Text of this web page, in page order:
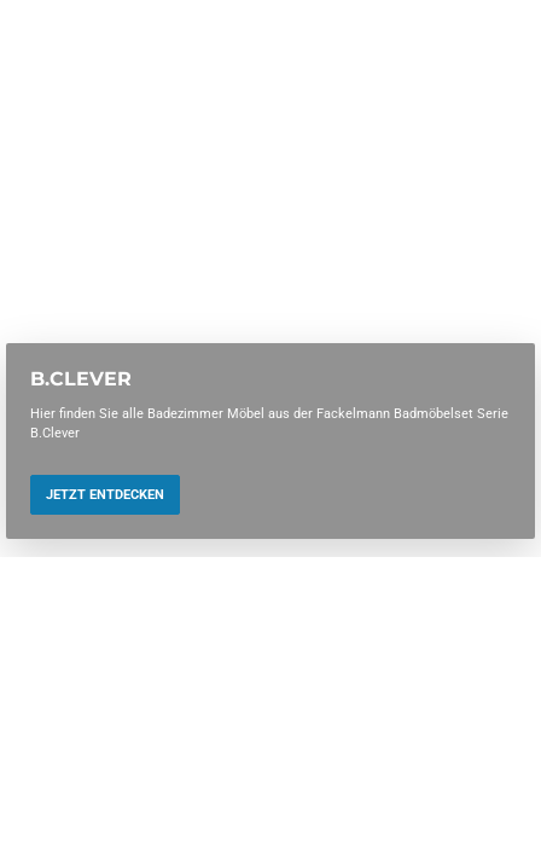
B.CLEVER
Hier finden Sie alle Badezimmer Möbel aus der Fackelmann Badmöbelset Serie
B.Clever
JETZT ENTDECKEN